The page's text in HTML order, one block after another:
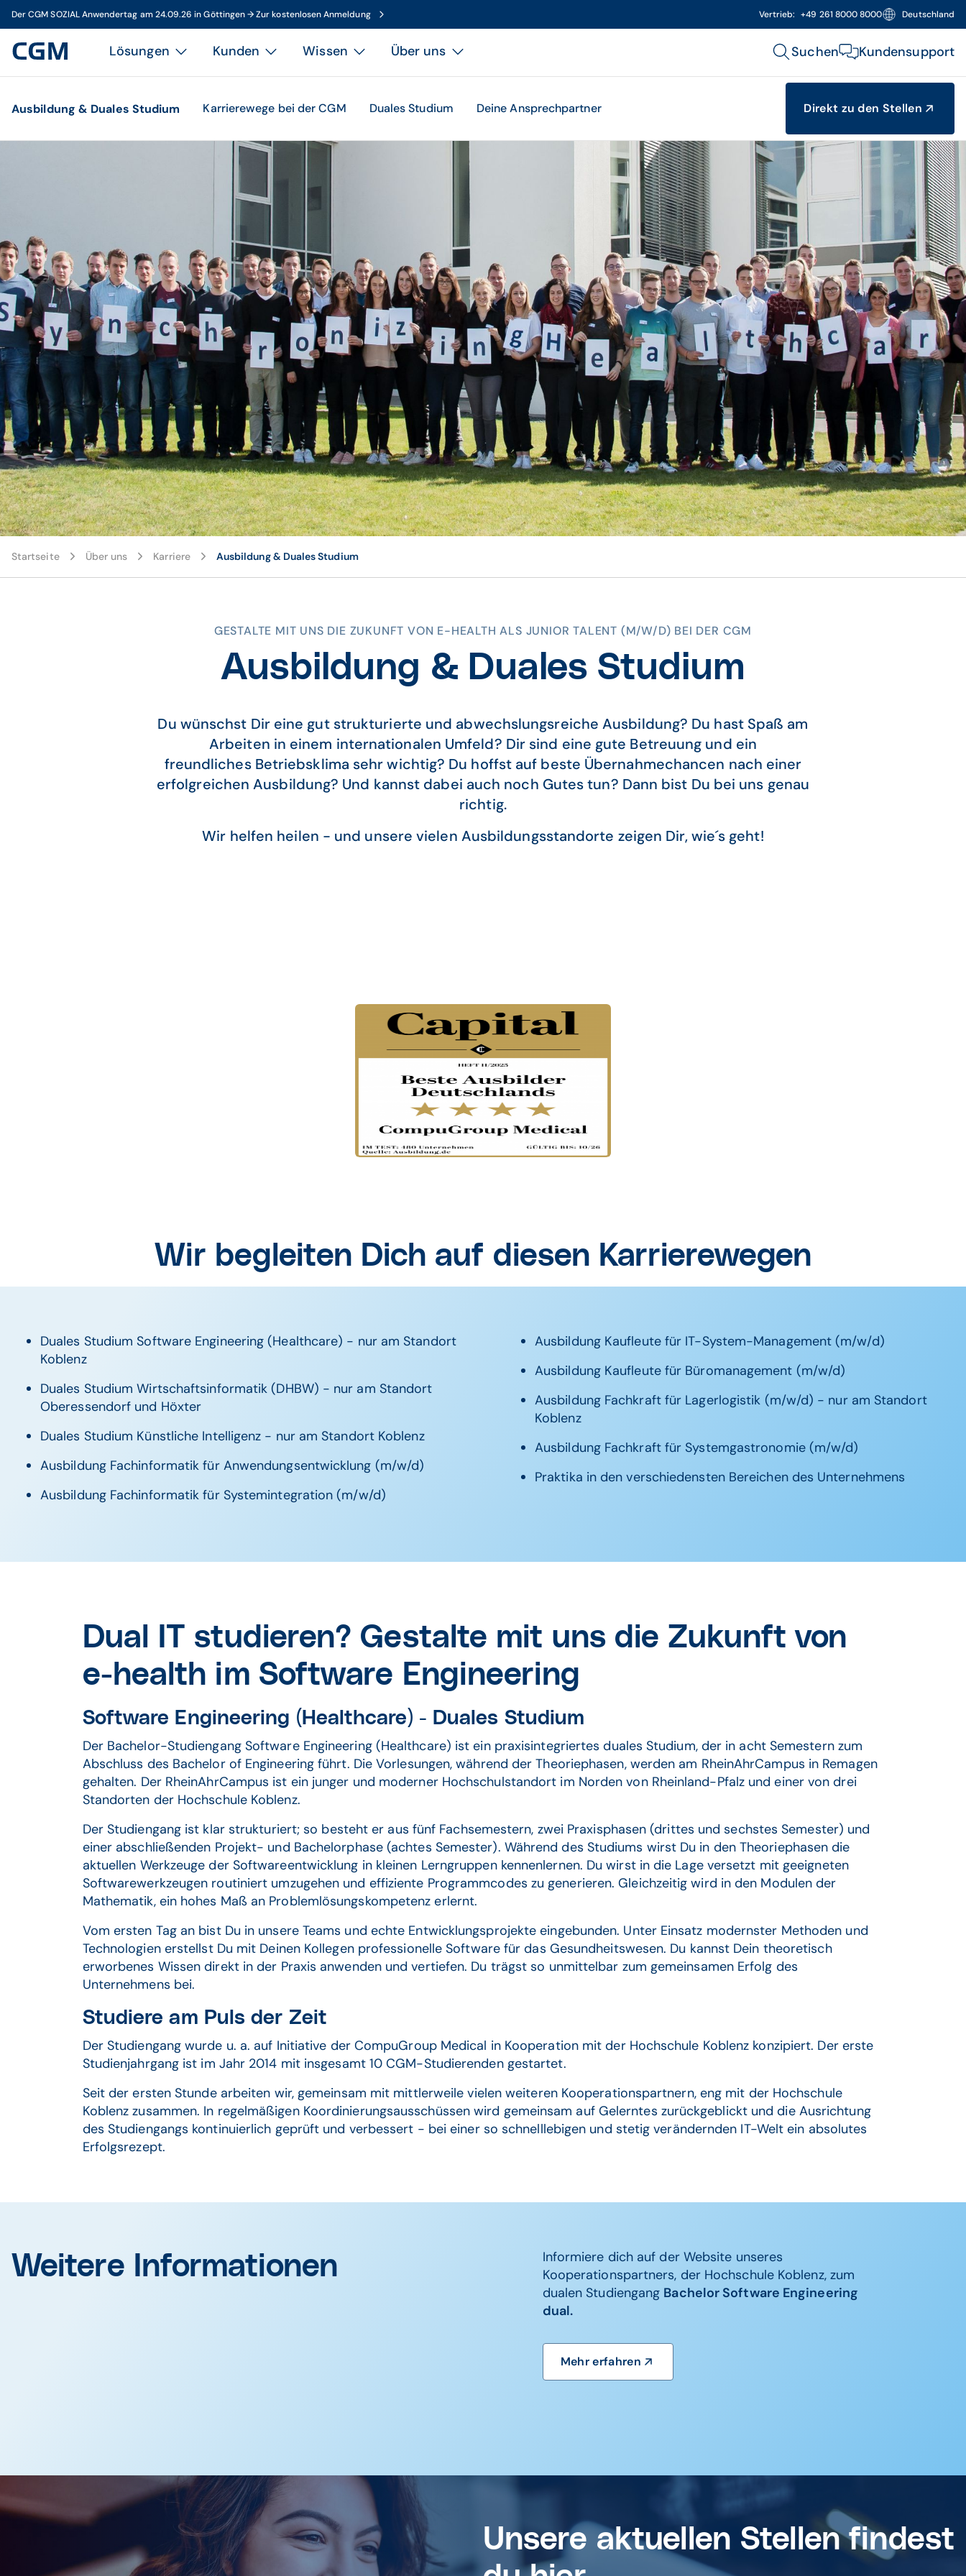
Der CGM SOZIAL Anwendertag am 24.09.26 in Göttingen → Zur kostenlosen Anmeldung Vertrieb: +49 261 8000 8000 Deutschland
Lösungen Kunden Wissen Über uns Suchen Kundensupport
Ausbildung & Duales Studium Karrierewege bei der CGM Duales Studium Deine Ansprechpartner Direkt zu den Stellen
Startseite Über uns Karriere Ausbildung & Duales Studium
GESTALTE MIT UNS DIE ZUKUNFT VON E-HEALTH ALS JUNIOR TALENT (M/W/D) BEI DER CGM
Ausbildung & Duales Studium
Du wünschst Dir eine gut strukturierte und abwechslungsreiche Ausbildung? Du hast Spaß am
Arbeiten in einem internationalen Umfeld? Dir sind eine gute Betreuung und ein
freundliches Betriebsklima sehr wichtig? Du hoffst auf beste Übernahmechancen nach einer
erfolgreichen Ausbildung? Und kannst dabei auch noch Gutes tun? Dann bist Du bei uns genau
richtig.
Wir helfen heilen - und unsere vielen Ausbildungsstandorte zeigen Dir, wie´s geht!
Wir begleiten Dich auf diesen Karrierewegen
Duales Studium Software Engineering (Healthcare) - nur am Standort
Koblenz
Duales Studium Wirtschaftsinformatik (DHBW) - nur am Standort
Oberessendorf und Höxter
Duales Studium Künstliche Intelligenz - nur am Standort Koblenz
Ausbildung Fachinformatik für Anwendungsentwicklung (m/w/d)
Ausbildung Fachinformatik für Systemintegration (m/w/d)
Ausbildung Kaufleute für IT-System-Management (m/w/d)
Ausbildung Kaufleute für Büromanagement (m/w/d)
Ausbildung Fachkraft für Lagerlogistik (m/w/d) - nur am Standort
Koblenz
Ausbildung Fachkraft für Systemgastronomie (m/w/d)
Praktika in den verschiedensten Bereichen des Unternehmens
Dual IT studieren? Gestalte mit uns die Zukunft von
e-health im Software Engineering
Software Engineering (Healthcare) - Duales Studium
Der Bachelor-Studiengang Software Engineering (Healthcare) ist ein praxisintegriertes duales Studium, der in acht Semestern zum
Abschluss des Bachelor of Engineering führt. Die Vorlesungen, während der Theoriephasen, werden am RheinAhrCampus in Remagen
gehalten. Der RheinAhrCampus ist ein junger und moderner Hochschulstandort im Norden von Rheinland-Pfalz und einer von drei
Standorten der Hochschule Koblenz.
Der Studiengang ist klar strukturiert; so besteht er aus fünf Fachsemestern, zwei Praxisphasen (drittes und sechstes Semester) und
einer abschließenden Projekt- und Bachelorphase (achtes Semester). Während des Studiums wirst Du in den Theoriephasen die
aktuellen Werkzeuge der Softwareentwicklung in kleinen Lerngruppen kennenlernen. Du wirst in die Lage versetzt mit geeigneten
Softwarewerkzeugen routiniert umzugehen und effiziente Programmcodes zu generieren. Gleichzeitig wird in den Modulen der
Mathematik, ein hohes Maß an Problemlösungskompetenz erlernt.
Vom ersten Tag an bist Du in unsere Teams und echte Entwicklungsprojekte eingebunden. Unter Einsatz modernster Methoden und
Technologien erstellst Du mit Deinen Kollegen professionelle Software für das Gesundheitswesen. Du kannst Dein theoretisch
erworbenes Wissen direkt in der Praxis anwenden und vertiefen. Du trägst so unmittelbar zum gemeinsamen Erfolg des
Unternehmens bei.
Studiere am Puls der Zeit
Der Studiengang wurde u. a. auf Initiative der CompuGroup Medical in Kooperation mit der Hochschule Koblenz konzipiert. Der erste
Studienjahrgang ist im Jahr 2014 mit insgesamt 10 CGM-Studierenden gestartet.
Seit der ersten Stunde arbeiten wir, gemeinsam mit mittlerweile vielen weiteren Kooperationspartnern, eng mit der Hochschule
Koblenz zusammen. In regelmäßigen Koordinierungsausschüssen wird gemeinsam auf Gelerntes zurückgeblickt und die Ausrichtung
des Studiengangs kontinuierlich geprüft und verbessert - bei einer so schnelllebigen und stetig verändernden IT-Welt ein absolutes
Erfolgsrezept.
Weitere Informationen
Informiere dich auf der Website unseres
Kooperationspartners, der Hochschule Koblenz, zum
dualen Studiengang Bachelor Software Engineering
dual.
Mehr erfahren
Unsere aktuellen Stellen findest